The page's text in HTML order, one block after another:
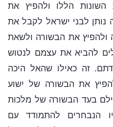
הללו ולהפיץ את
נותן לבני ישראל לקבל את
ולהפיץ את הבשורה ולשאת
להביא את עצמם לנטוש
זה כאילו שהאל היכה
את הבשורה של ישוע
בעד הבשורה של מלכות
הנבחרים להתמודד עם